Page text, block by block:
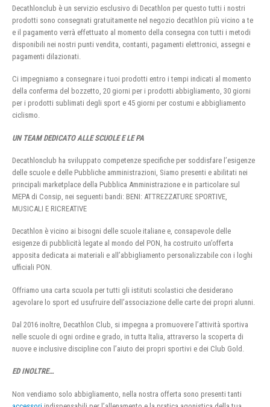
Decathlonclub è un servizio esclusivo di Decathlon per questo tutti i nostri
prodotti sono consegnati gratuitamente nel negozio decathlon più vicino a te
e il pagamento verrà effettuato al momento della consegna con tutti i metodi
disponibili nei nostri punti vendita, contanti, pagamenti elettronici, assegni e
pagamenti dilazionati.
Ci impegniamo a consegnare i tuoi prodotti entro i tempi indicati al momento
della conferma del bozzetto, 20 giorni per i prodotti abbigliamento, 30 giorni
per i prodotti sublimati degli sport e 45 giorni per costumi e abbigliamento
ciclismo.
UN TEAM DEDICATO ALLE SCUOLE E LE PA
Decathlonclub ha sviluppato competenze specifiche per soddisfare l’esigenze
delle scuole e delle Pubbliche amministrazioni, Siamo presenti e abilitati nei
principali marketplace della Pubblica Amministrazione e in particolare sul
MEPA di Consip, nei seguenti bandi: BENI: ATTREZZATURE SPORTIVE,
MUSICALI E RICREATIVE
Decathlon è vicino ai bisogni delle scuole italiane e, consapevole delle
esigenze di pubblicità legate al mondo del PON, ha costruito un’offerta
apposita dedicata ai materiali e all’abbigliamento personalizzabile con i loghi
ufficiali PON.
Offriamo una carta scuola per tutti gli istituti scolastici che desiderano
agevolare lo sport ed usufruire dell’associazione delle carte dei propri alunni.
Dal 2016 inoltre, Decathlon Club, si impegna a promuovere l’attività sportiva
nelle scuole di ogni ordine e grado, in tutta Italia, attraverso la scoperta di
nuove e inclusive discipline con l’aiuto dei propri sportivi e dei Club Gold.
ED INOLTRE…
Non vendiamo solo abbigliamento, nella nostra offerta sono presenti tanti